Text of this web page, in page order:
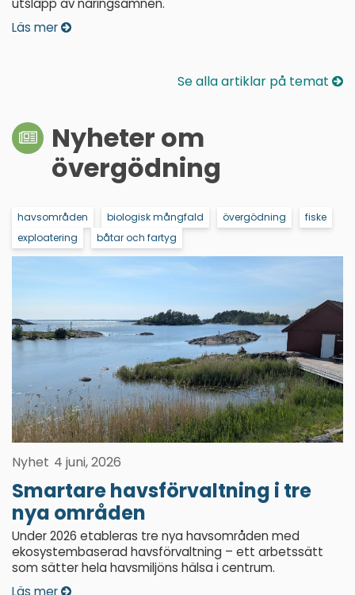
utsläpp av näringsämnen.
Läs mer
Se alla artiklar på temat
Nyheter om
övergödning
havsområden biologisk mångfald övergödning
fiske
exploatering
båtar och fartyg
Nyhet 4 juni, 2026
Smartare havsförvaltning i tre
nya områden
Under 2026 etableras tre nya havsområden med
ekosystembaserad havsförvaltning – ett arbetssätt
som sätter hela havsmiljöns hälsa i centrum.
Läs mer